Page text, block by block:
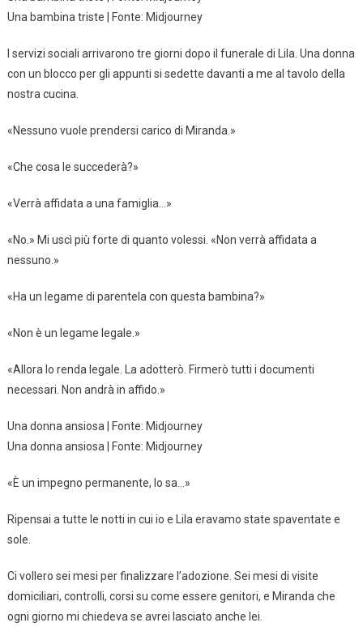
Una bambina triste | Fonte: Midjourney
I servizi sociali arrivarono tre giorni dopo il funerale di Lila. Una donna
con un blocco per gli appunti si sedette davanti a me al tavolo della
nostra cucina.
«Nessuno vuole prendersi carico di Miranda.»
«Che cosa le succederà?»
«Verrà affidata a una famiglia…»
«No.» Mi uscì più forte di quanto volessi. «Non verrà affidata a
nessuno.»
«Ha un legame di parentela con questa bambina?»
«Non è un legame legale.»
«Allora lo renda legale. La adotterò. Firmerò tutti i documenti
necessari. Non andrà in affido.»
Una donna ansiosa | Fonte: Midjourney
Una donna ansiosa | Fonte: Midjourney
«È un impegno permanente, lo sa…»
Ripensai a tutte le notti in cui io e Lila eravamo state spaventate e
sole.
Ci vollero sei mesi per finalizzare l’adozione. Sei mesi di visite
domiciliari, controlli, corsi su come essere genitori, e Miranda che
ogni giorno mi chiedeva se avrei lasciato anche lei.